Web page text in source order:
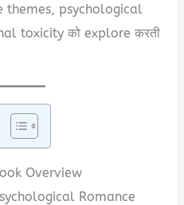
themes, psychological
toxicity को explore करती
Overview
Romance